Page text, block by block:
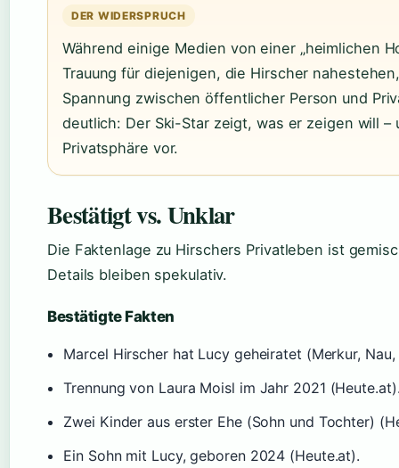
DER WIDERSPRUCH
Während einige Medien von einer „heimlichen
Trauung für diejenigen, die Hirscher
Spannung zwischen öffentlicher Person und
deutlich: Der Ski-Star zeigt, was er zeigen will –
Privatsphäre vor.
Bestätigt vs. Unklar
Die Faktenlage zu Hirschers Privatleben ist
Details bleiben spekulativ.
Bestätigte Fakten
Marcel Hirscher hat Lucy geheiratet (Merkur, Nau,
Trennung von Laura Moisl im Jahr 2021
Zwei Kinder aus erster Ehe (Sohn und Tochter)
Ein Sohn mit Lucy, geboren 2024 (Heute.at).